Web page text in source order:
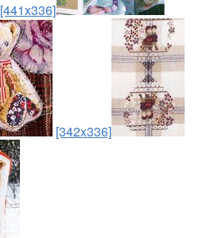
[441x336]
[342x336]